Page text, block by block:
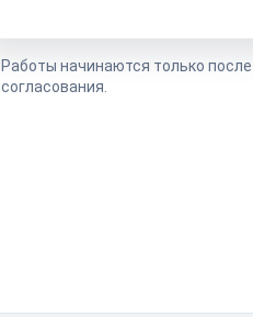
Работы начинаются только после
согласования.